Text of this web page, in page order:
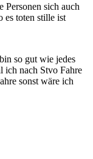
Personen sich auch
es toten stille ist
so gut wie jedes
ich nach Stvo Fahre
sonst wäre ich